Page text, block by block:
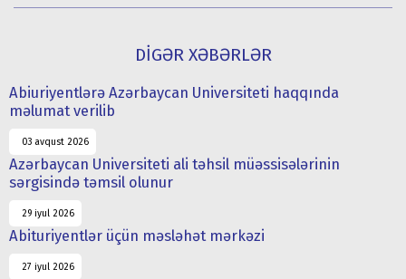
DİGƏR XƏBƏRLƏR
Abiuriyentlərə Azərbaycan Universiteti haqqında
məlumat verilib
03 avqust 2026
Azərbaycan Universiteti ali təhsil müəssisələrinin
sərgisində təmsil olunur
29 iyul 2026
Abituriyentlər üçün məsləhət mərkəzi
27 iyul 2026